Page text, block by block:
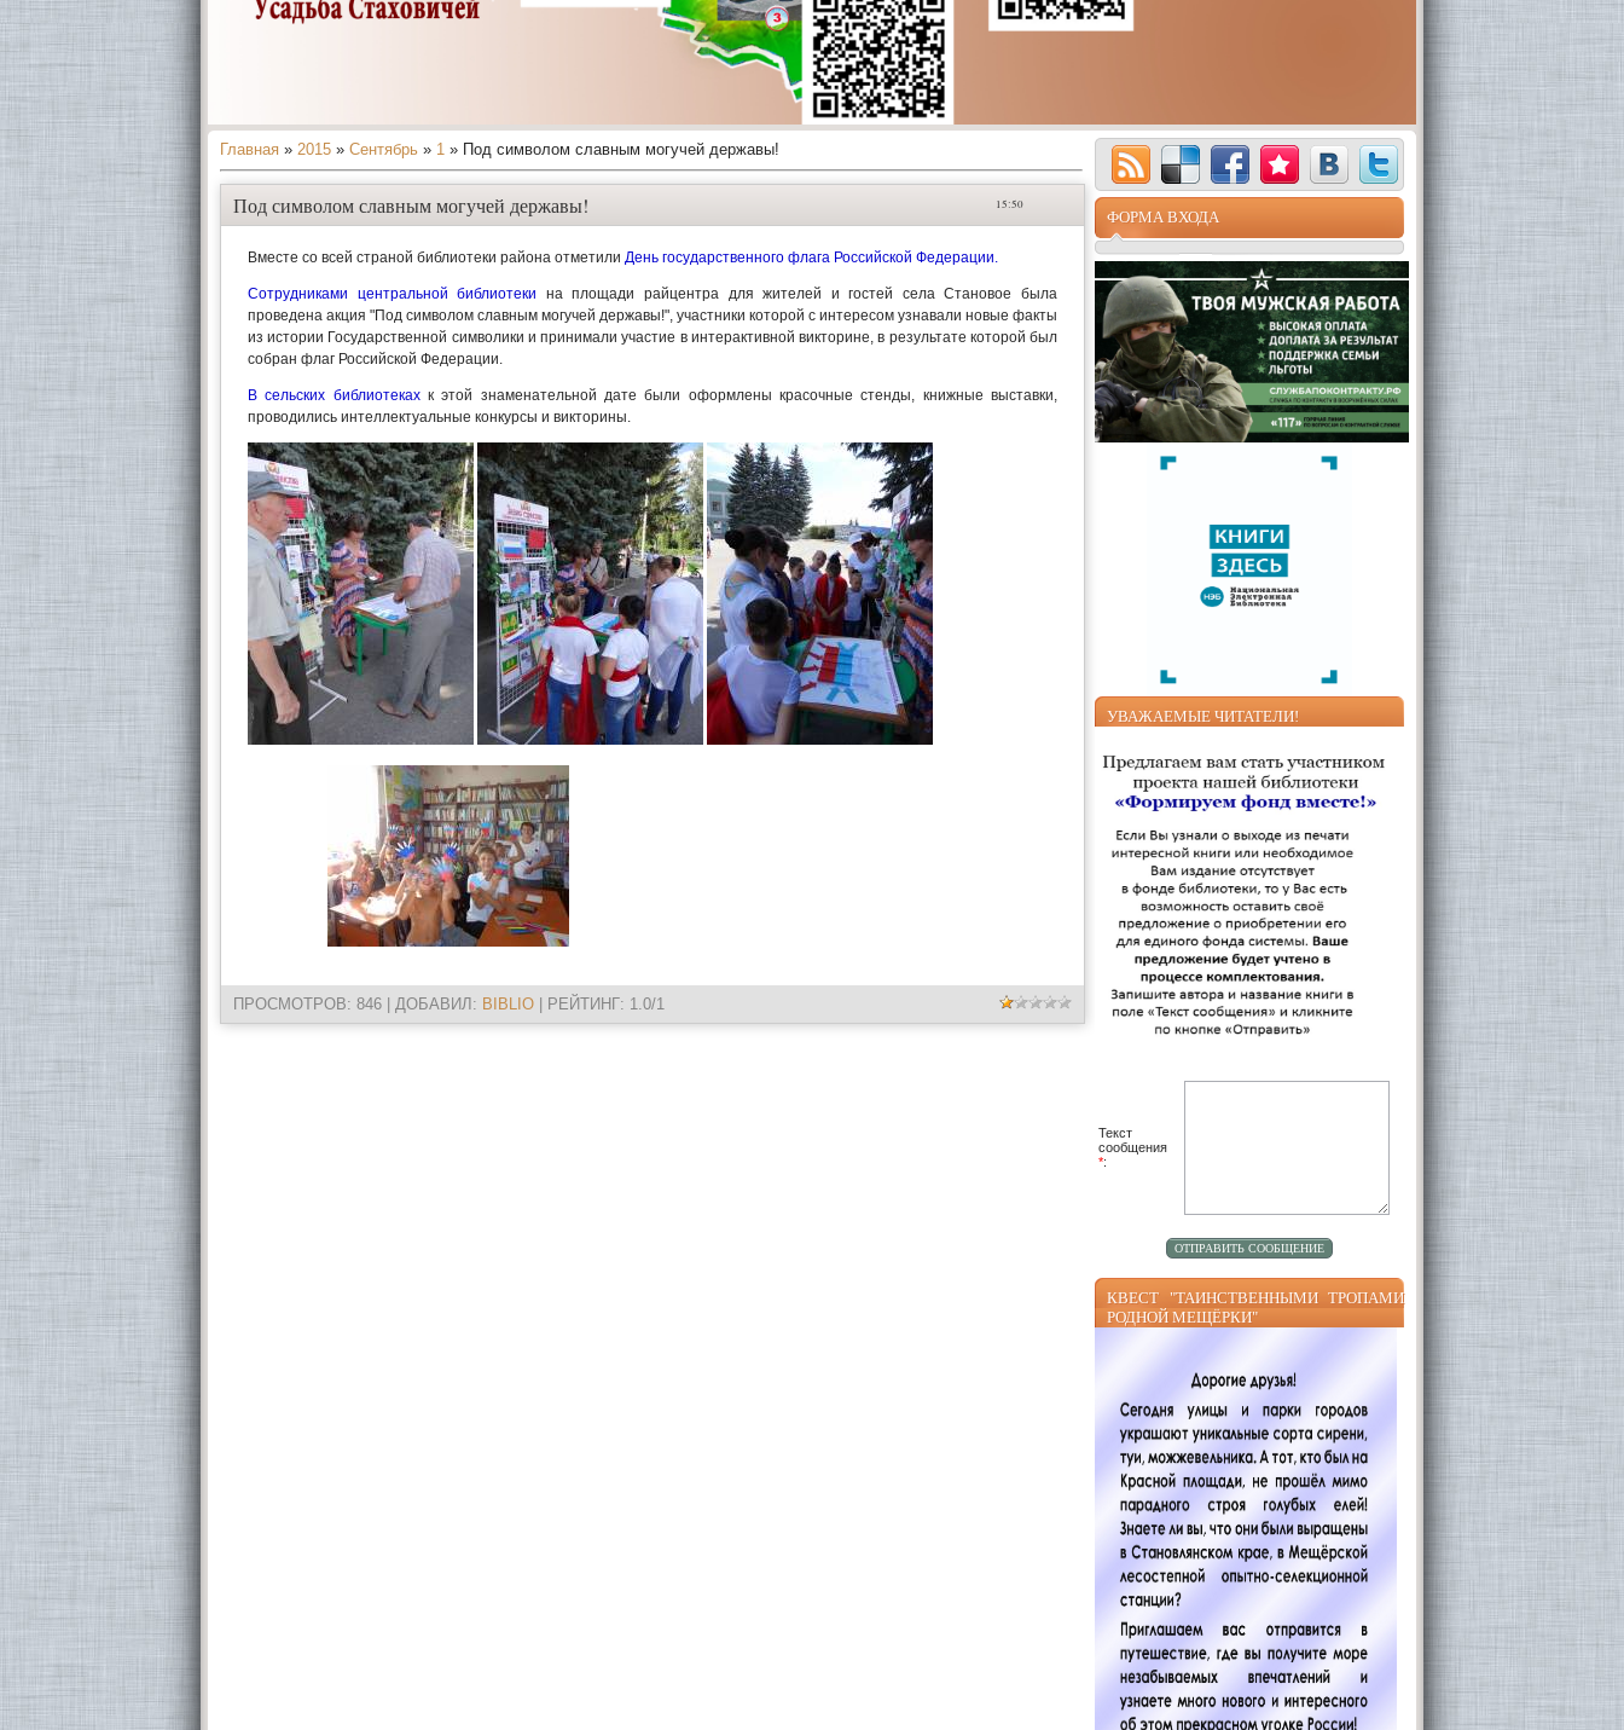
Главная » 2015 » Сентябрь » 1 » Под символом славным могучей державы!
15:50
Под символом славным могучей державы!
Вместе со всей страной библиотеки района отметили День государственного флага Российской Федерации.
Сотрудниками центральной библиотеки на площади райцентра для жителей и гостей села Становое была
проведена акция "Под символом славным могучей державы!", участники которой с интересом узнавали новые факты
из истории Государственной символики и принимали участие в интерактивной викторине, в результате которой был
собран флаг Российской Федерации.
В сельских библиотекахк этой знаменательной дате были оформлены красочные стенды, книжные выставки,
проводились интеллектуальные конкурсы и викторины.
ПРОСМОТРОВ: 846 | ДОБАВИЛ: BIBLIO | РЕЙТИНГ: 1.0/1
ФОРМА ВХОДА
УВАЖАЕМЫЕ ЧИТАТЕЛИ!
Текст
сообщения
*:
КВЕСТ "ТАИНСТВЕННЫМИ ТРОПАМИ
РОДНОЙ МЕЩЁРКИ"